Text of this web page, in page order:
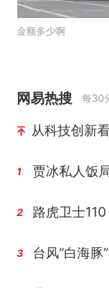
金额多少啊
网易热搜 每30
从科技创新
1 贾冰私人饭
2 路虎卫士
3